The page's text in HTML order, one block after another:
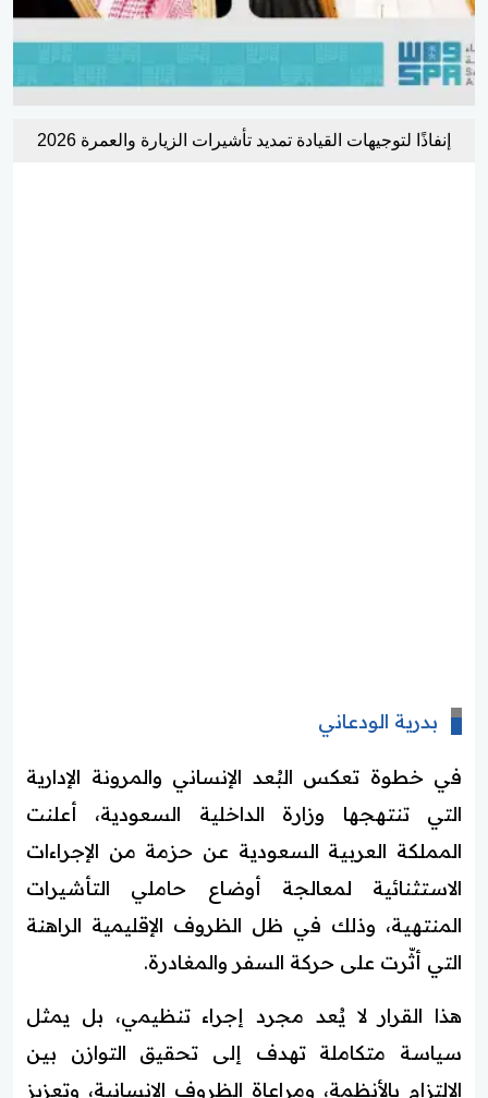
إنفاذًا لتوجيهات القيادة تمديد تأشيرات الزيارة والعمرة 2026
بدرية الودعاني
في خطوة تعكس البُعد الإنساني والمرونة الإدارية
التي تنتهجها وزارة الداخلية السعودية، أعلنت
المملكة العربية السعودية عن حزمة من الإجراءات
الاستثنائية لمعالجة أوضاع حاملي التأشيرات
المنتهية، وذلك في ظل الظروف الإقليمية الراهنة
التي أثّرت على حركة السفر والمغادرة.
هذا القرار لا يُعد مجرد إجراء تنظيمي، بل يمثل
سياسة متكاملة تهدف إلى تحقيق التوازن بين
الالتزام بالأنظمة، ومراعاة الظروف الإنسانية، وتعزيز